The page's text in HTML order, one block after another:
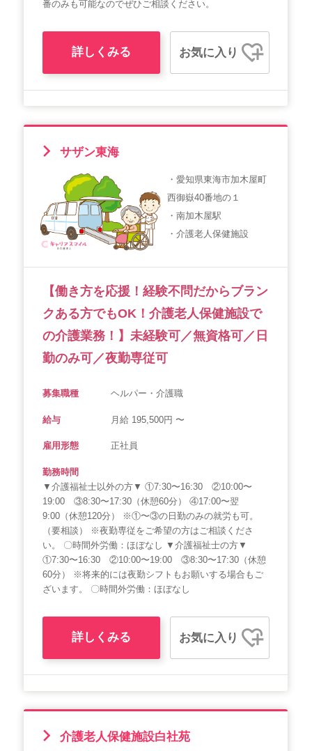
番のみも可能なのでぜひご相談ください。
詳しくみる お気に入り
サザン東海
・愛知県東海市加木屋町
西御嶽40番地の１
・南加木屋駅
・介護老人保健施設
【働き方を応援！経験不問だからブラン
クある方でもOK！介護老人保健施設で
の介護業務！】未経験可／無資格可／日
勤のみ可／夜勤専従可
募集職種 ヘルパー・介護職
給与 月給 195,500円 〜
雇用形態 正社員
勤務時間
▼介護福祉士以外の方▼ ①7:30〜16:30 ②10:00〜
19:00 ③8:30〜17:30（休憩60分） ④17:00〜翌
9:00（休憩120分） ※①〜③の日勤のみの就労も可。
（要相談） ※夜勤専従をご希望の方はご相談くださ
い。 〇時間外労働：ほぼなし ▼介護福祉士の方▼
①7:30〜16:30 ②10:00〜19:00 ③8:30〜17:30（休憩
60分） ※将来的には夜勤シフトもお願いする場合もご
ざいます。 〇時間外労働：ほぼなし
詳しくみる お気に入り
介護老人保健施設白社苑